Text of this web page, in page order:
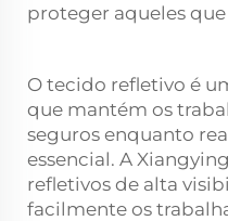
proteger aqueles
O tecido refletivo é
que mantém os
seguros enquanto
essencial. A
refletivos de alta
facilmente os